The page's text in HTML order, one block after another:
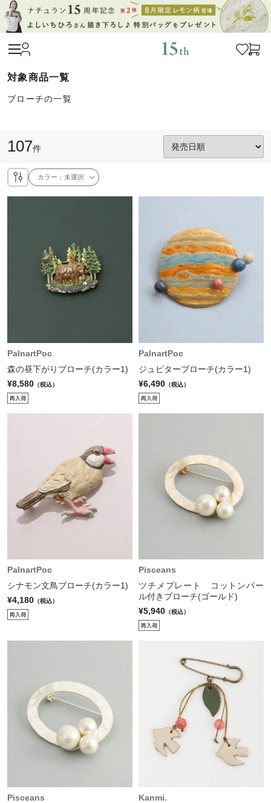
ブローチの一覧
107件
カラー：未選択
PalnartPoc
森の昼下がりブローチ(カラー1)
¥8,580 （税込）
PalnartPoc
ジュピターブローチ(カラー1)
¥6,490 （税込）
PalnartPoc
シナモン文鳥ブローチ(カラー1)
¥4,180 （税込）
Pisceans
ツチメプレート コットンパー
ル付きブローチ(ゴールド)
¥5,940 （税込）
Pisceans
Kanmi.